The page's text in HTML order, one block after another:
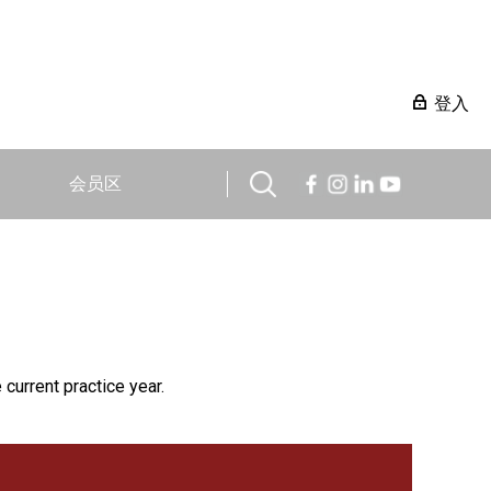
登入
会员区
practice year.